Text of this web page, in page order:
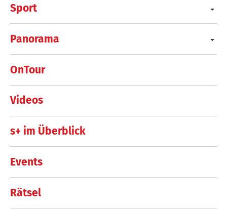
Sport
Panorama
OnTour
Videos
s+ im Überblick
Events
Rätsel